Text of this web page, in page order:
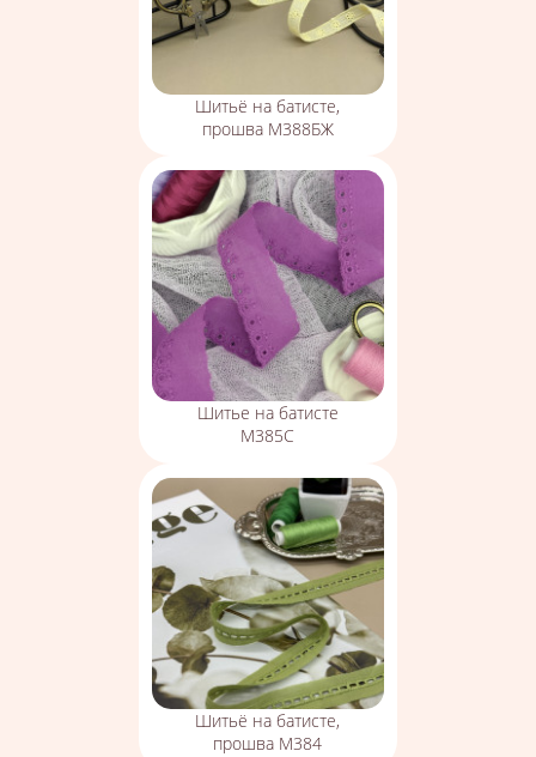
Шитьё на батисте,
прошва М388БЖ
Шитье на батисте
М385С
Шитьё на батисте,
прошва М384